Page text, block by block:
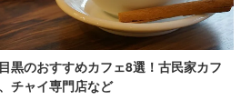
黒のおすすめカフェ8選！古民家カフ
チャイ専門店など